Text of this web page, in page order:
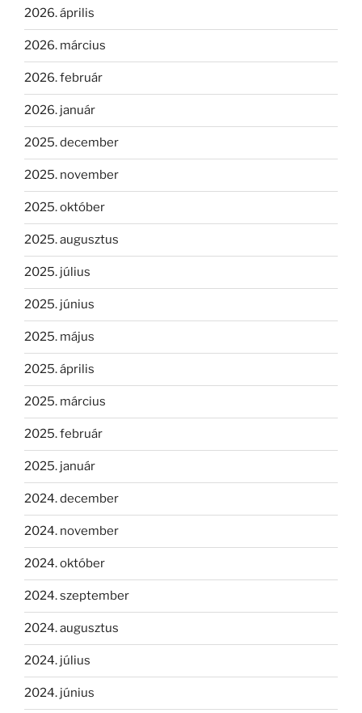
2026. április
2026. március
2026. február
2026. január
2025. december
2025. november
2025. október
2025. augusztus
2025. július
2025. június
2025. május
2025. április
2025. március
2025. február
2025. január
2024. december
2024. november
2024. október
2024. szeptember
2024. augusztus
2024. július
2024. június